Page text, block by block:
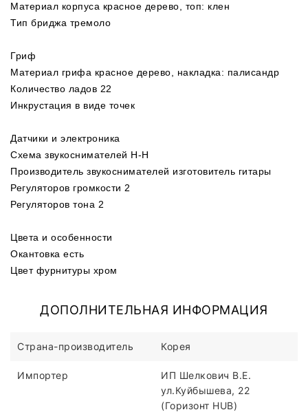
Материал корпуса красное дерево, топ: клен
Тип бриджа тремоло
Гриф
Материал грифа красное дерево, накладка: палисандр
Количество ладов 22
Инкрустация в виде точек
Датчики и электроника
Схема звукоснимателей H-H
Производитель звукоснимателей изготовитель гитары
Регуляторов громкости 2
Регуляторов тона 2
Цвета и особенности
Окантовка есть
Цвет фурнитуры хром
ДОПОЛНИТЕЛЬНАЯ ИНФОРМАЦИЯ
Страна-производитель Корея
Импортер
ИП Шелкович В.Е.
ул.Куйбышева, 22
(Горизонт HUB)